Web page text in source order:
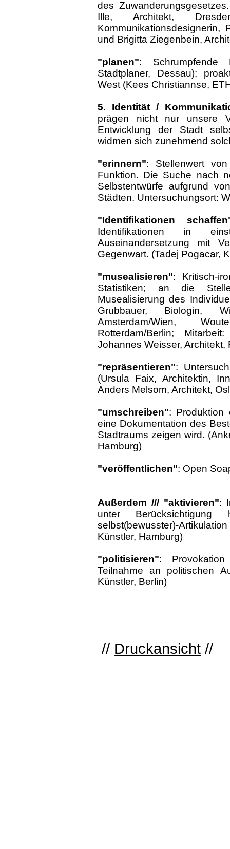
des
Ille, Architekt,
Kommunikationsdesignerin,
und Brigitta Ziegenbein,
"planen": Schrumpfende
Stadtplaner, Dessau);
West (Kees Christiannse,
5. Identität /
prägen nicht nur unsere
Entwicklung der Stadt
widmen sich zunehmend
"erinnern": Stellenwert
Funktion. Die Suche nach
Selbstentwürfe aufgrund
Städten. Untersuchungsort:
"Identifikationen
Identifikationen in
Auseinandersetzung mit
Gegenwart. (Tadej Pogacar,
"musealisieren": Kritisch-
Statistiken; an die
Musealisierung des
Grubbauer, Biologin,
Amsterdam/Wien,
Rotterdam/Berlin;
Johannes Weisser, Architekt,
"repräsentieren":
(Ursula Faix, Architektin,
Anders Melsom, Architekt,
"umschreiben": Produktion
eine Dokumentation des
Stadtraums zeigen wird.
Hamburg)
"veröffentlichen": Open
Außerdem /// "aktivieren":
unter Berücksichtigung
selbst(bewusster)-
Künstler, Hamburg)
"politisieren":
Teilnahme an politischen
Künstler, Berlin)
// Druckansicht //